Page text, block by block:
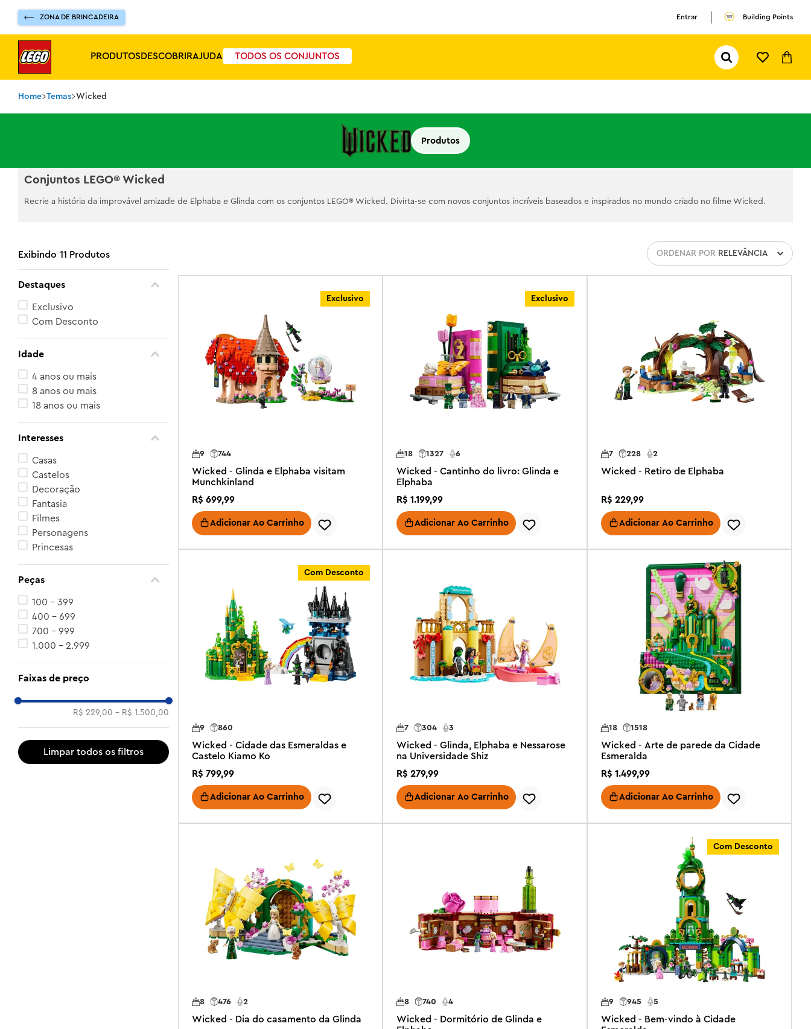
ZONA DE BRINCADEIRA Entrar Building Points
PRODUTOSDESCOBRIRAJUDA TODOS OS CONJUNTOS
Pesquisar...
Temas Wicked
Produtos
Conjuntos LEGO® Wicked
Recrie a história da improvável amizade de Elphaba e Glinda com os conjuntos LEGO® Wicked. Divirta-se com novos conjuntos incríveis baseados e inspirados no mundo criado no filme Wicked.
11 Produtos
Destaques
Exclusivo
Com Desconto
Idade
4 anos ou mais
8 anos ou mais
18 anos ou mais
Interesses
Casas
Castelos
Decoração
Fantasia
Filmes
Personagens
Princesas
Peças
100 - 399
400 - 699
700 - 999
1.000 - 2.999
Faixas de preço
R$ 229,00 – R$ 1.500,00
ORDENAR POR RELEVÂNCIA
Exclusivo
744
9
Wicked - Glinda e Elphaba visitam
Munchkinland
R$ 699,99
Adicionar Ao Carrinho
Exclusivo
1327 6
18
Wicked - Cantinho do livro: Glinda e
Elphaba
R$ 1.199,99
Adicionar Ao Carrinho
7 2
228
Wicked - Retiro de Elphaba
R$ 229,99
Adicionar Ao Carrinho
Com Desconto
860
9
Wicked - Cidade das Esmeraldas e
Castelo Kiamo Ko
R$ 799,99
Adicionar Ao Carrinho
7 3
304
Wicked - Glinda, Elphaba e Nessarose
na Universidade Shiz
R$ 279,99
Adicionar Ao Carrinho
18 1518
Wicked - Arte de parede da Cidade
Esmeralda
R$ 1.499,99
Adicionar Ao Carrinho
2
476
8
Wicked - Dia do casamento da Glinda
4
740
8
Wicked - Dormitório de Glinda e
Com Desconto
9 945 5
Wicked - Bem-vindo à Cidade